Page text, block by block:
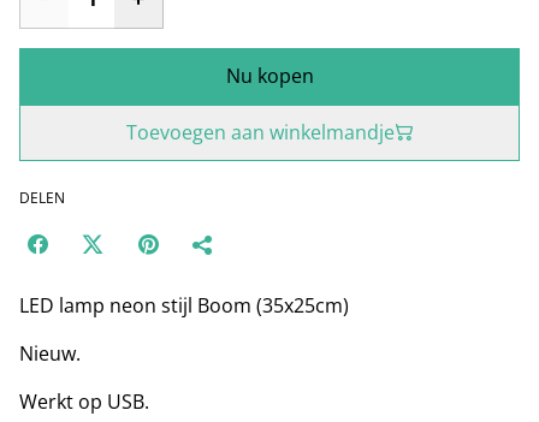
Nu kopen
Toevoegen aan winkelmandje
DELEN
LED lamp neon stijl Boom (35x25cm)
Nieuw.
Werkt op USB.